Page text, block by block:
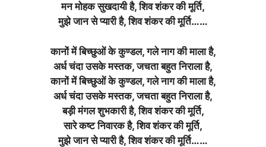
मन मोहक सुखदायी है, शिव शंकर की मूर्ति,
मुझे जान से प्यारी है, शिव शंकर की मूर्ति……
कानों में बिच्छुओं के कुण्डल, गले नाग की माला है,
अर्ध चंदा उसके मस्तक, जचता बहुत निराला है,
कानों में बिच्छुओं के कुण्डल, गले नाग की माला है,
अर्ध चंदा उसके मस्तक, जचता बहुत निराला है,
बड़ी मंगल शुभकारी है, शिव शंकर की मूर्ति,
सारे कष्ट निवारक है, शिव शंकर की मूर्ति,
मुझे जान से प्यारी है, शिव शंकर की मूर्ति……